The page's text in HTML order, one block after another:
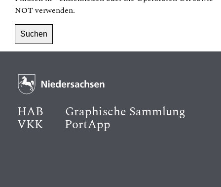
NOTverwenden.
HAB Graphische Sammlung
VKK PortApp